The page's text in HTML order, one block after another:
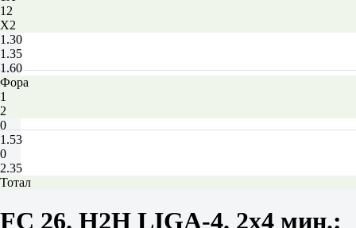
12
X2
1.30
1.35
1.60
Фора
1
2
0
1.53
0
2.35
Тотал
М
2.5
FC 26. H2H LIGA-4. 2x4 мин.: